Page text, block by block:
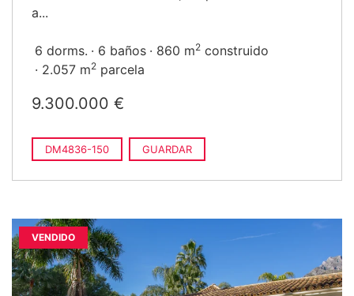
a...
6 dorms. 6 baños 860 m2 construido
2.057 m2 parcela
9.300.000 €
DM4836-150 GUARDAR
VENDIDO